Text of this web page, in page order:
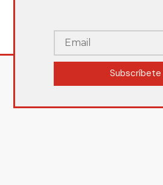
Subscríbete